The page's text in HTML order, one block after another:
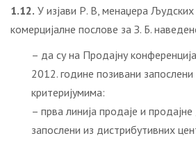
1.12. У изјави Р. В, менаџера Људских
комерцијалне послове за З. Б.
– да су на Продајну
2012. године позивани
критеријумима:
– прва линија продаје и
запослени из дистрибутивних